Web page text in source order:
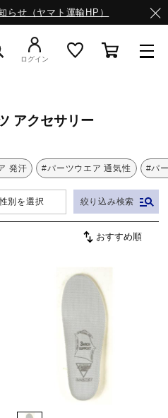
らせ（ヤマト運輸HP）
ログイン
アクセサリー
発汗 #パーツウエア 通気性 #パ
別を選択 絞り込み検索